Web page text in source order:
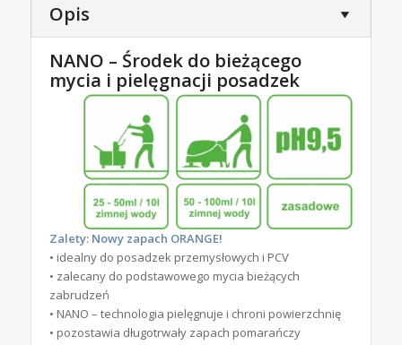
Opis
NANO – Środek do bieżącego
mycia i pielęgnacji posadzek
Zalety: Nowy zapach ORANGE!
• idealny do posadzek przemysłowych i PCV
• zalecany do podstawowego mycia bieżących
zabrudzeń
• NANO – technologia pielęgnuje i chroni powierzchnię
• pozostawia długotrwały zapach pomarańczy